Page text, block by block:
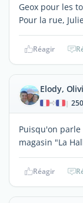
Geox pour les
Pour la rue,
Réagir
Elody,
| 250
Puisqu'on
magasin "La
Réagir